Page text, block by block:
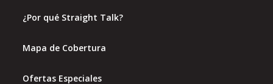
¿Por qué Straight Talk?
Mapa de Cobertura
Ofertas Especiales